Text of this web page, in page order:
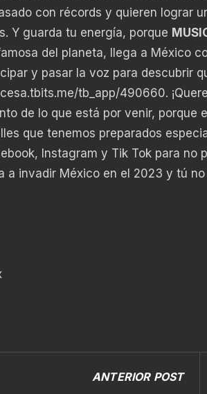
con récords y quieren lograr
Y guarda tu energía, porque
del planeta, llega a México
y pasar la voz para descubrir
tb_app/490660.
de lo que está por venir, porque
que tenemos preparados
, Instagram y Tik Tokpara no
a invadir México en el 2023 y tú
ANTERIOR POST